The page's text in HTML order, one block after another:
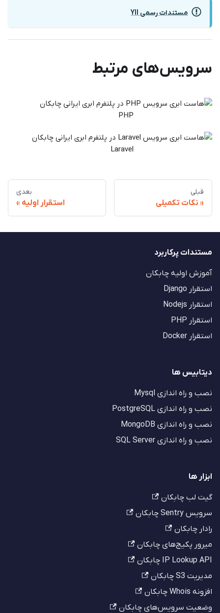
مستندات رسمی YII
سرویس‌های مرتبط
PHP
Laravel
قبلی
نکات تکمیلی
بعدی
استقرار اولیه
مستندات پرکاربرد
آموزش اولیه چابکان
استقرار Django
استقرار Nodejs
استقرار PHP
استقرار Docker
دیتابیس ها
نصب و راه اندازی Mysql
نصب و راه اندازی PostgreSQL
نصب و راه اندازی MongoDB
نصب و راه اندازی SQL Server
ابزار ها
گیت لب چابکان
سرویس Sentry چابکان
رادار چابکان
میرور پکیج‌های چابکان
IP Lookup API چابکان
مدیریت S3 چابکان
افزونه Whois چابکان
وضعیت سرویس‌های چابکان